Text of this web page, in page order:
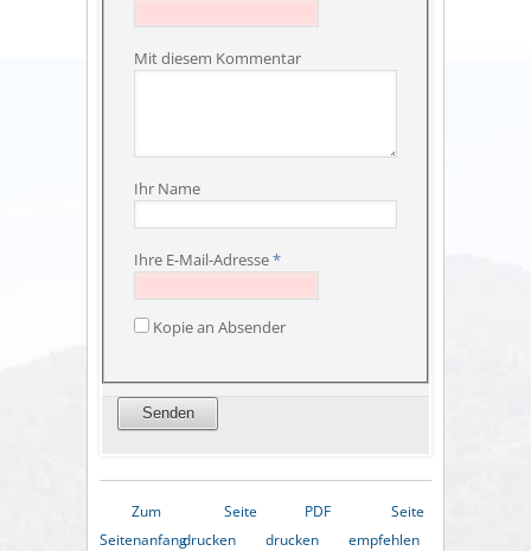
Mit diesem Kommentar
Ihr Name
Ihre E-Mail-Adresse*
Kopie an Absender
Zum
Seitenanfang
Seite
drucken
PDF
drucken
Seite
empfehlen